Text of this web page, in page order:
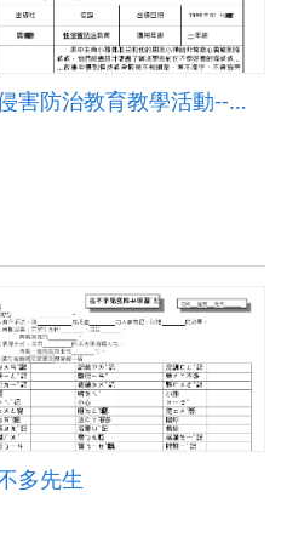
性侵害防治教育教學活動--繪本導讀
多先生